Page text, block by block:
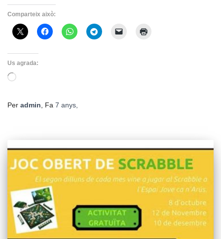
Comparteix això:
Us agrada:
S'està
Per admin , Fa 7 anys